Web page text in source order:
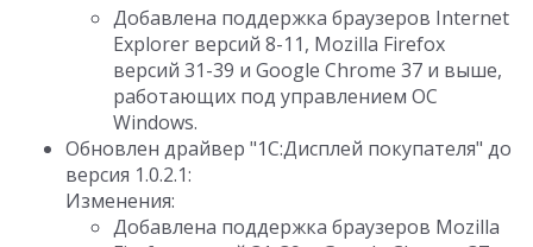
Добавлена поддержка браузеров Internet
Explorer версий 8-11, Mozilla Firefox
версий 31-39 и Google Chrome 37 и выше,
работающих под управлением ОС
Windows.
Обновлен драйвер "1С:Дисплей покупателя" до
версия 1.0.2.1:
Изменения:
Добавлена поддержка браузеров Mozilla